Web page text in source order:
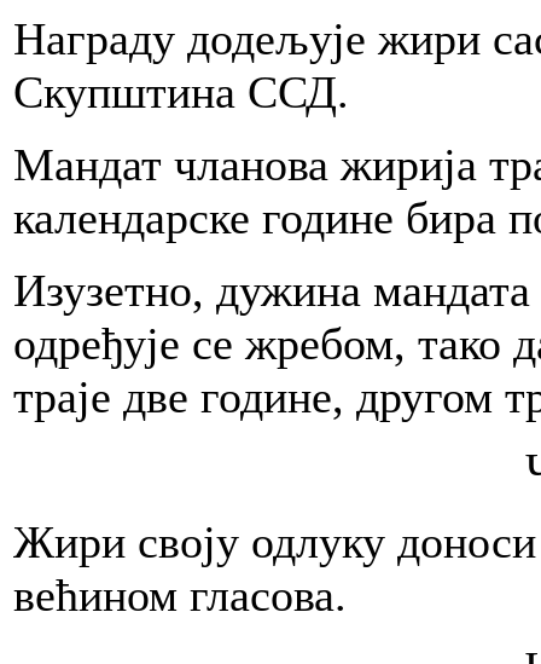
Награду додељује жири
Скупштина ССД.
Мандат чланова жирија
календарске године бира
Изузетно, дужина мандата
одређује се жребом, тако
траје две године, другом
Жири своју одлуку
већином гласова.